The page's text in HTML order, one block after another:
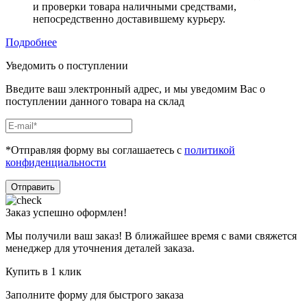
и проверки товара наличными средствами,
непосредственно доставившему курьеру.
Подробнее
Уведомить о поступлении
Введите ваш электронный адрес, и мы уведомим Вас о
поступлении данного товара на склад
*Отправляя форму вы соглашаетесь с политикой
конфиденциальности
Отправить
Заказ успешно оформлен!
Мы получили ваш заказ! В ближайшее время с вами свяжется
менеджер для уточнения деталей заказа.
Купить в 1 клик
Заполните форму для быстрого заказа